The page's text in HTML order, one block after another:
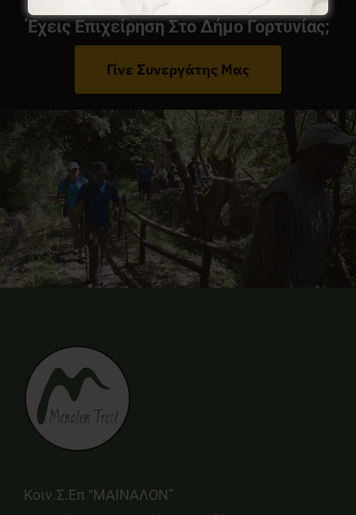
Έχεις Επιχείρηση Στο Δήμο Γορτυνίας;
Γίνε Συνεργάτης Μας
Κοιν.Σ.Επ “ΜΑΙΝΑΛΟΝ”